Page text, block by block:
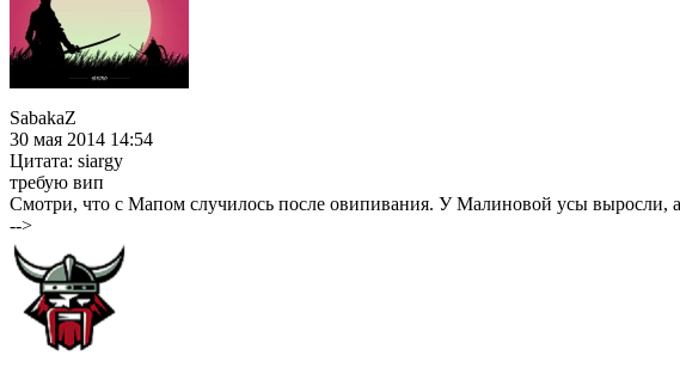
SabakaZ
30 мая 2014 14:54
Цитата: siargy
требую вип
Смотри, что с Мапом случилось после овипивания. У Малиновой усы выросли,
-->